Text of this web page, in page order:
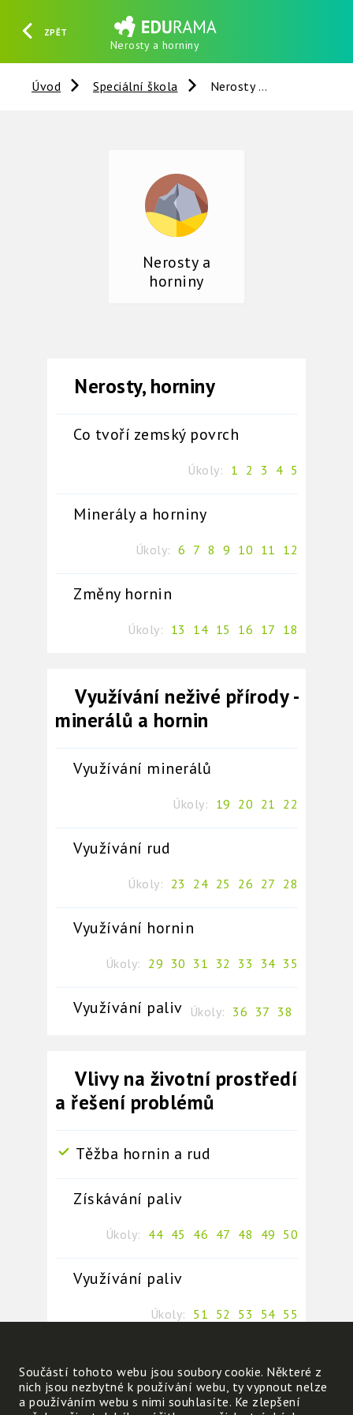
ZPĚT
Nerosty a horniny
HLEDAT REGISTROVAT
Úvod Speciální škola Nerosty a horniny
Nerosty a
horniny
Nerosty, horniny
Co tvoří zemský povrch
Úkoly: 1 2 3 4 5
Minerály a horniny
Úkoly: 6 7 8 9 10 11 12
Změny hornin
Úkoly: 13 14 15 16 17 18
Využívání neživé přírody -
minerálů a hornin
Využívání minerálů
Úkoly: 19 20 21 22
Využívání rud
Úkoly: 23 24 25 26 27 28
Využívání hornin
Úkoly: 29 30 31 32 33 34 35
Využívání paliv Úkoly: 36 37 38
Vlivy na životní prostředí
a řešení problémů
Těžba hornin a rud
Získávání paliv
Úkoly: 44 45 46 47 48 49 50
Využívání paliv
Úkoly: 51 52 53 54 55
prostředí
Součástí tohoto webu jsou soubory cookie. Některé z
nich jsou nezbytné k používání webu, ty vypnout nelze
a používáním webu s nimi souhlasíte. Ke zlepšení